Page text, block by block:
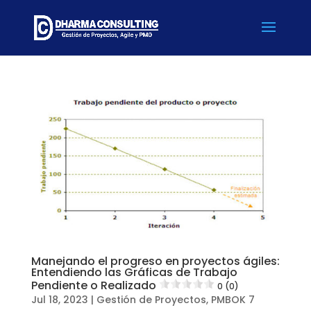
Manejando el progreso en proyectos ágiles:
Entendiendo las Gráficas de Trabajo
Pendiente o Realizado
0 (0)
Jul 18, 2023 | Gestión de Proyectos, PMBOK 7